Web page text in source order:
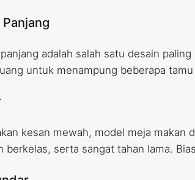
adalah salah satu desain
untuk menampung beberapa
kesan mewah, model meja makan
berkelas, serta sangat tahan lama.